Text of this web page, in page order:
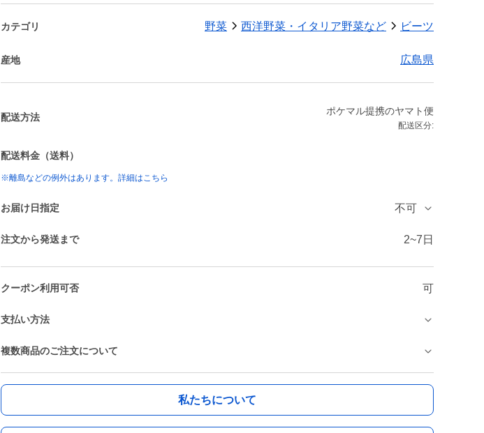
カテゴリ 野菜 西洋野菜・イタリア野菜など ビーツ
産地 広島県
配送方法
ポケマル提携のヤマト便
配送区分:
配送料金（送料）
※離島などの例外はあります。詳細はこちら
お届け日指定 不可
注文から発送まで 2~7日
クーポン利用可否 可
支払い方法
複数商品のご注文について
私たちについて